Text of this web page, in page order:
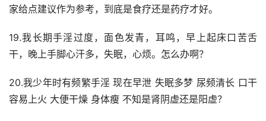
家给点建议作为参考，到底是食疗还是药疗才好。
19.我长期手淫过度，面色发青，耳鸣，早上起床口苦舌
干，晚上手脚心汗多，失眠，心烦。怎么办啊？
20.我少年时有频繁手淫 现在早泄 失眠多梦 尿频清长 口干
容易上火 大便干燥 身体瘦 不知是肾阴虚还是阳虚？